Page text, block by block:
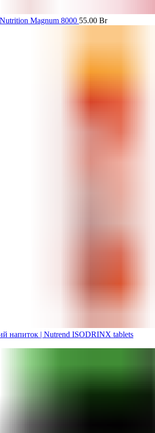
Magnum 8000 55.00 Br
напиток | Nutrend ISODRINX tablets